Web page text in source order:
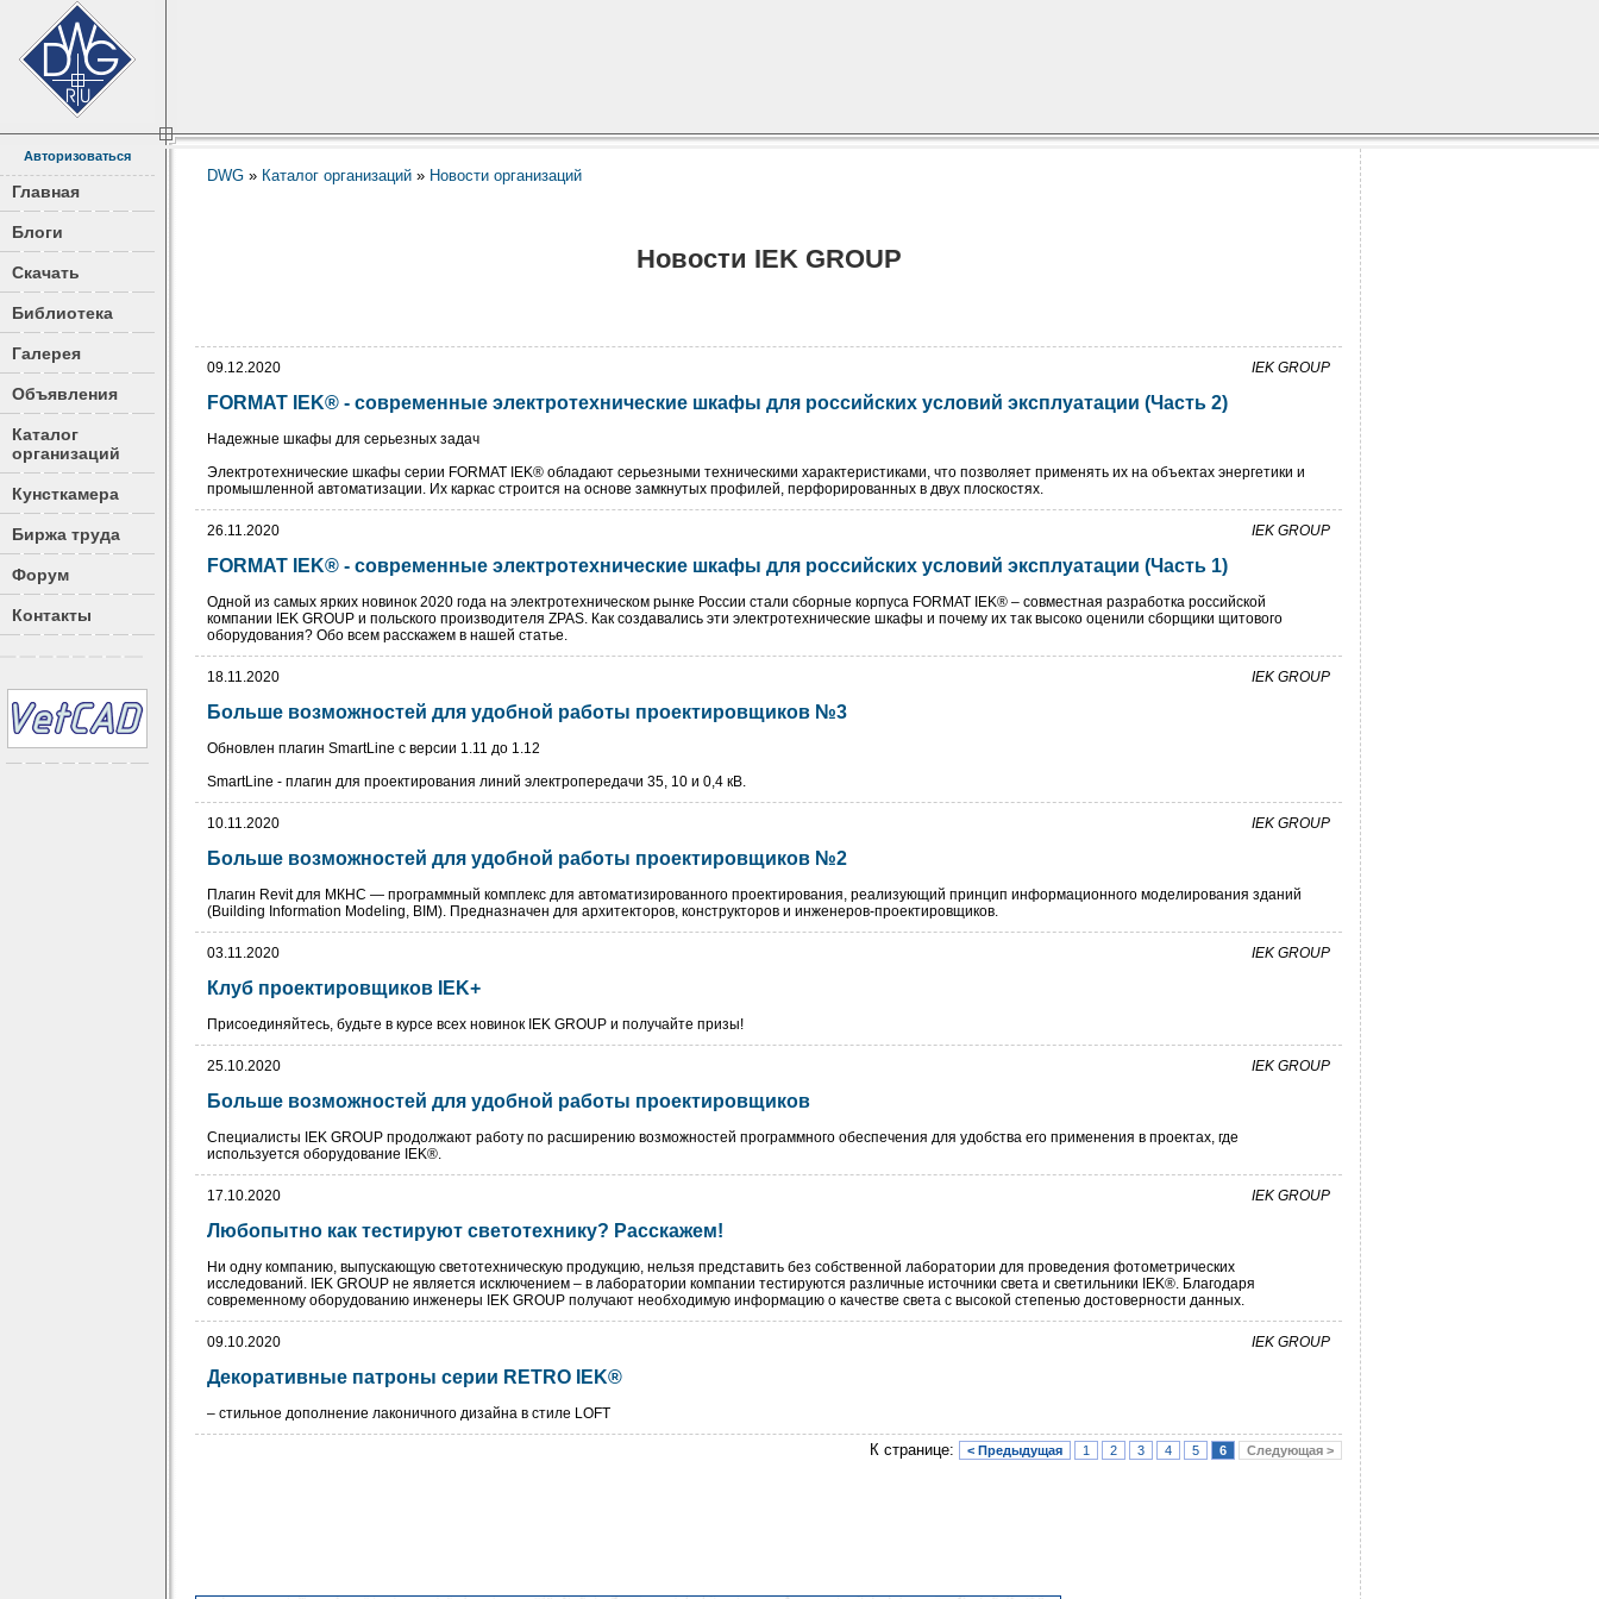
Авторизоваться
Главная
Блоги
Скачать
Библиотека
Галерея
Объявления
Каталог
организаций
Кунсткамера
Биржа труда
Форум
Контакты
DWG » Каталог организаций » Новости организаций
Новости IEK GROUP
09.12.2020 IEK GROUP
FORMAT IEK® - современные электротехнические шкафы для российских условий эксплуатации (Часть 2)
Надежные шкафы для серьезных задач
Электротехнические шкафы серии FORMAT IEK® обладают серьезными техническими характеристиками, что позволяет применять их на объектах энергетики и
промышленной автоматизации. Их каркас строится на основе замкнутых профилей, перфорированных в двух плоскостях.
26.11.2020 IEK GROUP
FORMAT IEK® - современные электротехнические шкафы для российских условий эксплуатации (Часть 1)
Одной из самых ярких новинок 2020 года на электротехническом рынке России стали сборные корпуса FORMAT IEK® – совместная разработка российской
компании IEK GROUP и польского производителя ZPAS. Как создавались эти электротехнические шкафы и почему их так высоко оценили сборщики щитового
оборудования? Обо всем расскажем в нашей статье.
18.11.2020 IEK GROUP
Больше возможностей для удобной работы проектировщиков №3
Обновлен плагин SmartLine с версии 1.11 до 1.12
SmartLine - плагин для проектирования линий электропередачи 35, 10 и 0,4 кВ.
10.11.2020 IEK GROUP
Больше возможностей для удобной работы проектировщиков №2
Плагин Revit для МКНС — программный комплекс для автоматизированного проектирования, реализующий принцип информационного моделирования зданий
(Building Information Modeling, BIM). Предназначен для архитекторов, конструкторов и инженеров-проектировщиков.
03.11.2020 IEK GROUP
Клуб проектировщиков IEK+
Присоединяйтесь, будьте в курсе всех новинок IEK GROUP и получайте призы!
25.10.2020 IEK GROUP
Больше возможностей для удобной работы проектировщиков
Специалисты IEK GROUP продолжают работу по расширению возможностей программного обеспечения для удобства его применения в проектах, где
используется оборудование IEK®.
17.10.2020 IEK GROUP
Любопытно как тестируют светотехнику? Расскажем!
Ни одну компанию, выпускающую светотехническую продукцию, нельзя представить без собственной лаборатории для проведения фотометрических
исследований. IEK GROUP не является исключением – в лаборатории компании тестируются различные источники света и светильники IEK®. Благодаря
современному оборудованию инженеры IEK GROUP получают необходимую информацию о качестве света с высокой степенью достоверности данных.
09.10.2020 IEK GROUP
Декоративные патроны серии RETRO IEK®
– стильное дополнение лаконичного дизайна в стиле LOFT
К странице: < Предыдущая 1 2 3 4 5 6 Следующая >